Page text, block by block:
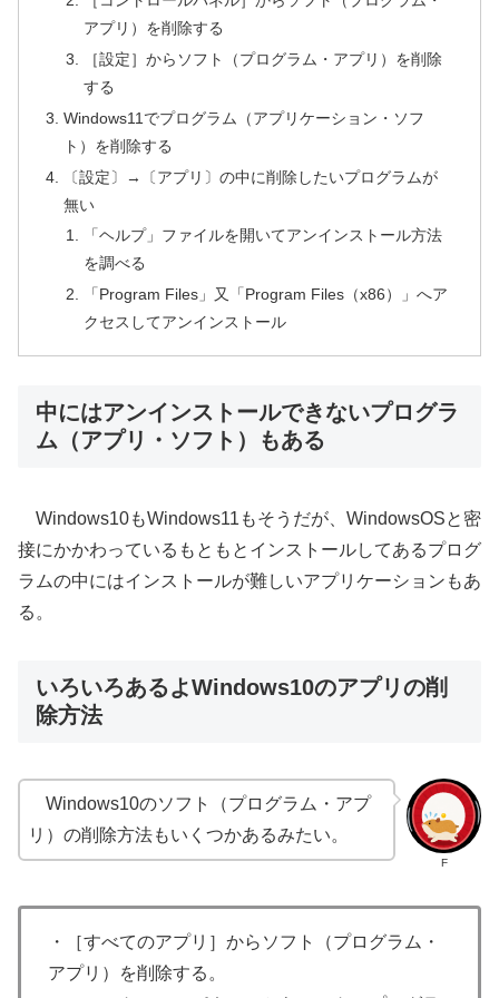
アプリ）を削除する
［設定］からソフト（プログラム・アプリ）を削除
する
Windows11でプログラム（アプリケーション・ソフ
ト）を削除する
〔設定〕→〔アプリ〕の中に削除したいプログラムが
無い
「ヘルプ」ファイルを開いてアンインストール方法
を調べる
「Program Files」又「Program Files（x86）」へア
クセスしてアンインストール
中にはアンインストールできないプログラ
ム（アプリ・ソフト）もある
Windows10もWindows11もそうだが、WindowsOSと密
接にかかわっているもともとインストールしてあるプログ
ラムの中にはインストールが難しいアプリケーションもあ
る。
いろいろあるよWindows10のアプリの削
除方法
F
Windows10のソフト（プログラム・アプ
リ）の削除方法もいくつかあるみたい。
・［すべてのアプリ］からソフト（プログラム・
アプリ）を削除する。